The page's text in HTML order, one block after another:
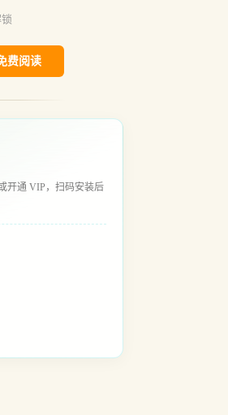
费阅读
开通 VIP，扫码安装后